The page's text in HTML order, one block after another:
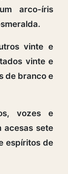
arco-íris
vinte e
vinte e
de branco e
vozes e
acesas sete
espíritos de